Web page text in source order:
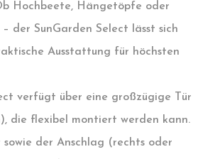
Hochbeete, Hängetöpfe oder
der SunGarden Select lässt sich
Ausstattung für höchsten
verfügt über eine großzügige Tür
die flexibel montiert werden kann.
sowie der Anschlag (rechts oder